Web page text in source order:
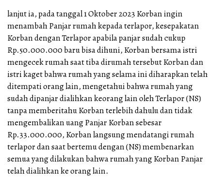
lanjut ia, pada tanggal 1 Oktober 2023 Korban ingin
menambah Panjar rumah kepada terlapor, kesepakatan
Korban dengan Terlapor apabila panjar sudah cukup
Rp.50.000.000 baru bisa dihuni, Korban bersama istri
mengecek rumah saat tiba dirumah tersebut Korban dan
istri kaget bahwa rumah yang selama ini diharapkan telah
ditempati orang lain, mengetahui bahwa rumah yang
sudah dipanjar dialihkan keorang lain oleh Terlapor (NS)
tanpa memberitahu Korban terlebih dahulu dan tidak
mengembalikan uang Panjar Korban sebesar
Rp.33.000.000, Korban langsung mendatangi rumah
terlapor dan saat bertemu dengan (NS) membenarkan
semua yang dilakukan bahwa rumah yang Korban Panjar
telah dialihkan ke orang lain.